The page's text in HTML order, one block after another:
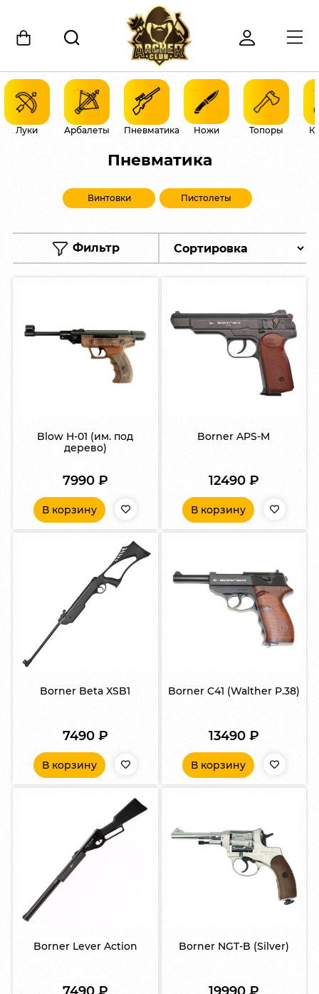
Луки Арбалеты Пневматика Ножи Топоры
Пневматика
Винтовки Пистолеты
Фильтр
Blow H-01 (им. под
дерево)
7990 ₽
В корзину
Borner APS-M
12490 ₽
В корзину
Borner Beta XSB1
7490 ₽
В корзину
Borner C41 (Walther P.38)
13490 ₽
В корзину
Borner Lever Action Borner NGT-B (Silver)